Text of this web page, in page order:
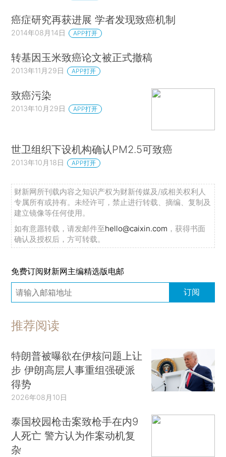
癌症研究再获进展 学者发现致癌机制
2014年08月14日 APP打开
转基因玉米致癌论文被正式撤稿
2013年11月29日 APP打开
致癌污染
2013年10月29日 APP打开
世卫组织下设机构确认PM2.5可致癌
2013年10月18日 APP打开
财新网所刊载内容之知识产权为财新传媒及/或相关权利人
专属所有或持有。未经许可，禁止进行转载、摘编、复制及
建立镜像等任何使用。
如有意愿转载，请发邮件至hello@caixin.com ，获得书面
确认及授权后，方可转载。
免费订阅财新网主编精选版电邮
订阅
推荐阅读
特朗普被曝欲在伊核问题上让
步 伊朗高层人事重组强硬派
得势
2026年08月10日
泰国校园枪击案致枪手在内9
人死亡 警方认为作案动机复
杂